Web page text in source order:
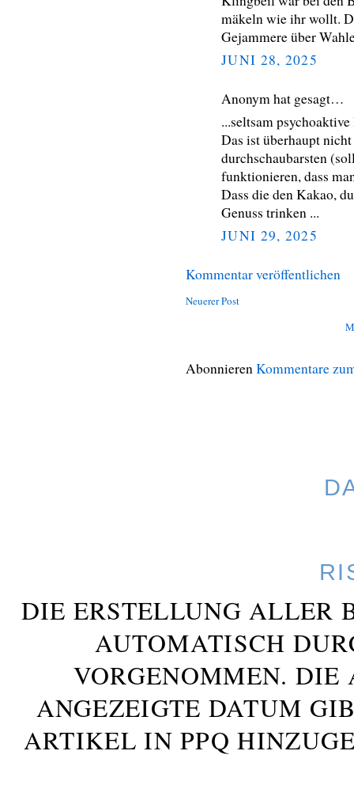
mäkeln wie ihr wollt.
Gejammere über
JUNI 28, 2025
Anonym hat gesagt…
...seltsam
Das ist überhaupt
durchschaubarsten
funktionieren, dass
Dass die den Kakao,
Genuss trinken ...
JUNI 29, 2025
Kommentar veröffentlichen
Neuerer Post
AbonnierenKommentare
DIE ERSTELLUNG ALLER
AUTOMATISCH
VORGENOMMEN. DIE
ANGEZEIGTE DATUM
ARTIKEL IN PPQ